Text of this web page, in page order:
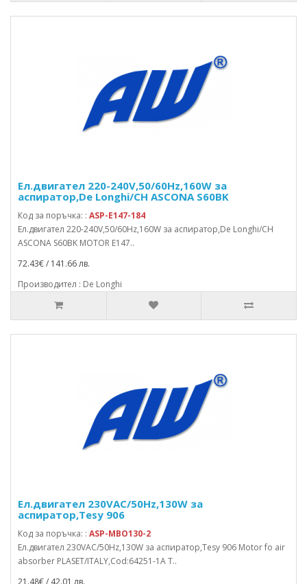
Ел.двигател 220-240V,50/60Hz,160W за
аспиратор,De Longhi/CH ASCONA S60BK
Код за поръчка: : ASP-E147-184
Ел.двигател 220-240V,50/60Hz,160W за аспиратор,De Longhi/CH
ASCONA S60BK MOTOR E147..
72.43€ / 141.66 лв.
Производител : De Longhi
Ел.двигател 230VAC/50Hz,130W за
аспиратор,Tesy 906
Код за поръчка: : ASP-MBO130-2
Ел.двигател 230VAC/50Hz,130W за аспиратор,Tesy 906 Motor fo air
absorber PLASET/ITALY,Cod:64251-1A T..
21.48€ / 42.01 лв.